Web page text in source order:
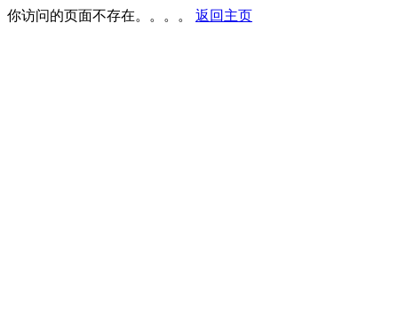
你访问的页面不存在。。。。 返回主页